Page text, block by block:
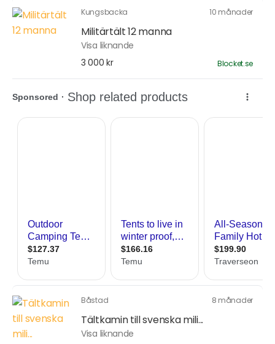
Kungsbacka 10 månader
Militärtält 12 manna
Visa liknande
3 000 kr
Blocket.se
Båstad 8 månader
Tältkamin till svenska mili...
Visa liknande